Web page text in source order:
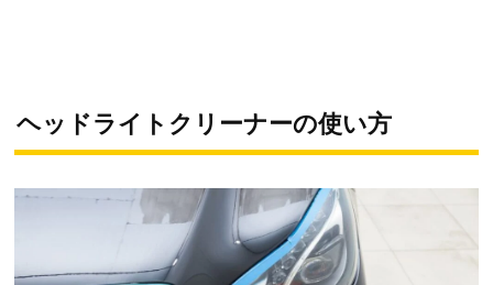
ヘッドライトクリーナーの使い方